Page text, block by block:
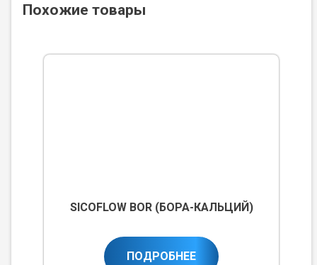
Похожие товары
SICOFLOW BOR (БОРА-КАЛЬЦИЙ)
ПОДРОБНЕЕ